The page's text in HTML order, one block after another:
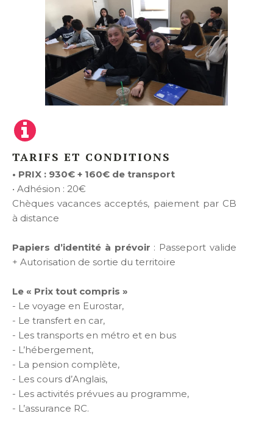
TARIFS ET CONDITIONS
• PRIX : 930€ + 160€ de transport
• Adhésion : 20€
Chèques vacances acceptés, paiement par CB
à distance
Papiers d’identité à prévoir : Passeport valide
+ Autorisation de sortie du territoire
Le « Prix tout compris »
- Le voyage en Eurostar,
- Le transfert en car,
- Les transports en métro et en bus
- L’hébergement,
- La pension complète,
- Les cours d’Anglais,
- Les activités prévues au programme,
- L’assurance RC.